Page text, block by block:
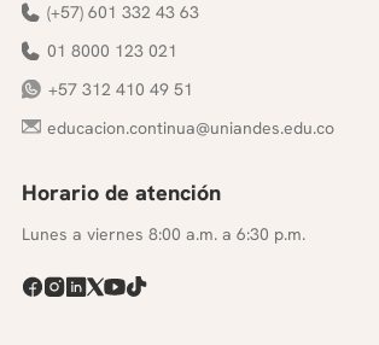
(+57) 601 332 43 63
01 8000 123 021
+57 312 410 49 51
educacion.continua@uniandes.edu.co
Horario de atención
Lunes a viernes 8:00 a.m. a 6:30 p.m.